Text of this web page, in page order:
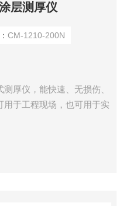
层测厚仪
CM-1210-200N
厚仪，能快速、无损伤、
用于工程现场，也可用于实
商检等检测领域；是材料